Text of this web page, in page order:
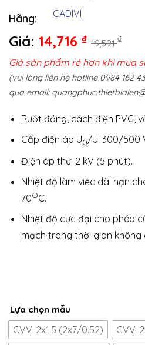
Giá: 19,591₫
14,716 ₫
Hãng: CADIVI
Giá sản phẩm rẻ hơn khi mua
(vui lòng liên hệ hotline 0984 162
qua email:
Ruột đồng, cách điện PVC,
Cấp điện áp U0/U: 300/500
Điện áp thử: 2 kV (5 phút).
Nhiệt độ làm việc dài hạn
70OC.
Nhiệt độ cực đại cho phép
mạch trong thời gian không
Lựa chọn mẫu
CVV-2x1.5 (2x7/0.52)
CVV-